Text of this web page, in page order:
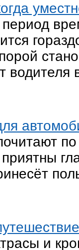
водителя
и